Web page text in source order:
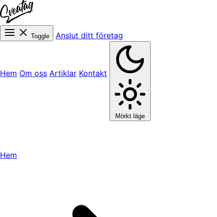
Toggle Anslut ditt företag
Hem Om oss Artiklar Kontakt
Mörkt läge
Hem